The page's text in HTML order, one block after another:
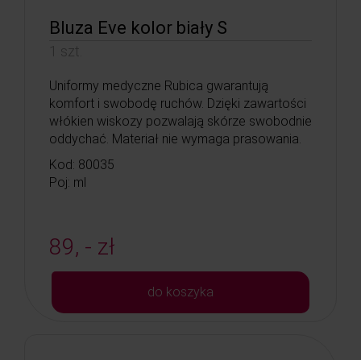
Bluza Eve kolor biały S
1 szt.
Uniformy medyczne Rubica gwarantują
komfort i swobodę ruchów. Dzięki zawartości
włókien wiskozy pozwalają skórze swobodnie
oddychać. Materiał nie wymaga prasowania.
Kod: 80035
Poj: ml
89, - zł
do koszyka